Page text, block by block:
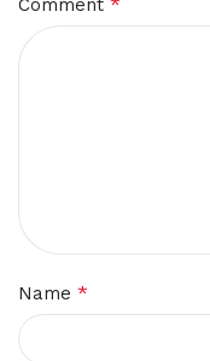
Comment
Name *